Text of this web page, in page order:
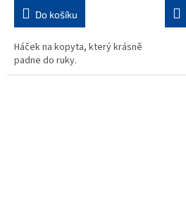
Do košíku
Háček na kopyta, který krásně
padne do ruky.